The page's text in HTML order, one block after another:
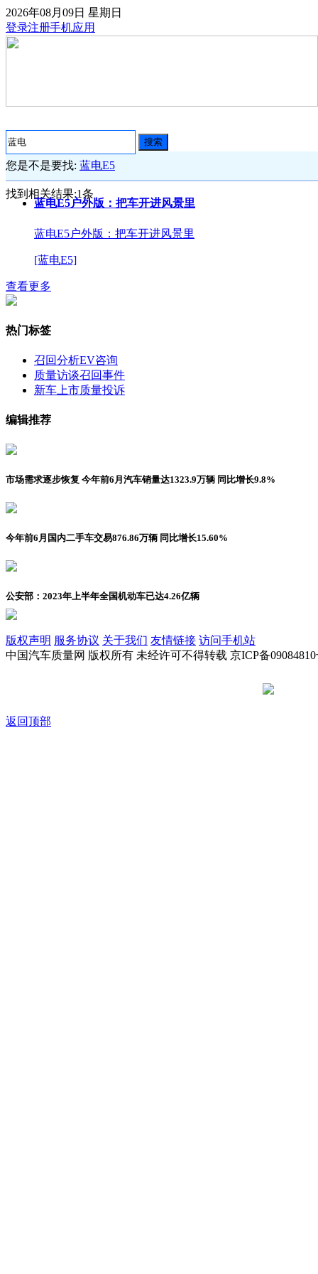
2026年08月09日 星期日
登录注册手机应用
搜索
您是不是要找: 蓝电E5
找到相关结果:1条
蓝电E5户外版：把车开进风景里
蓝电E5户外版：把车开进风景里
[蓝电E5]
查看更多
热门标签
召回分析EV咨询
质量访谈召回事件
新车上市质量投诉
编辑推荐
市场需求逐步恢复 今年前6月汽车销量达1323.9万辆 同比增长9.8%
今年前6月国内二手车交易876.86万辆 同比增长15.60%
公安部：2023年上半年全国机动车已达4.26亿辆
版权声明 服务协议 关于我们 友情链接 访问手机站
中国汽车质量网 版权所有 未经许可不得转载 京ICP备09084810
返回顶部